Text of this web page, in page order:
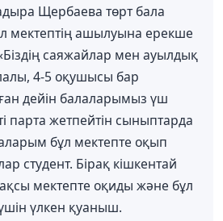
Щербаева төрт бала
мектептің ашылуына ерекше
саяжайлар мен ауылдық
4-5 оқушысы бар
дейін балаларымыз үш
парта жетпейтін сыныптарда
бұл мектепте оқып
студент. Бірақ кішкентай
мектепте оқиды және бұл
үлкен қуаныш.